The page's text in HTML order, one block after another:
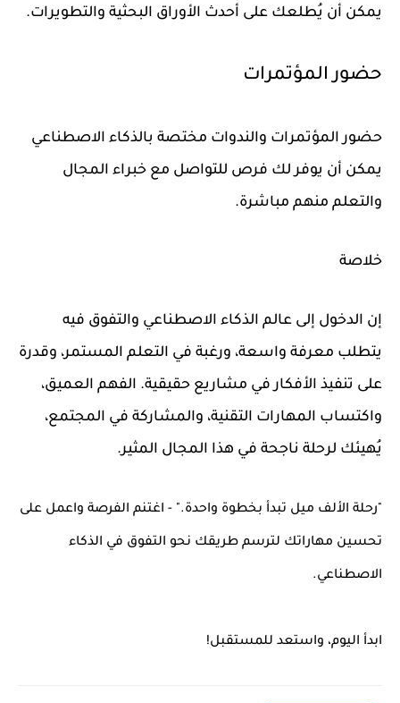
يمكن أن يُطلعك على أحدث الأوراق البحثية والتطويرات.
حضور المؤتمرات
حضور المؤتمرات والندوات مختصة بالذكاء الاصطناعي
يمكن أن يوفر لك فرص للتواصل مع خبراء المجال
والتعلم منهم مباشرة.
خلاصة
إن الدخول إلى عالم الذكاء الاصطناعي والتفوق فيه
يتطلب معرفة واسعة، ورغبة في التعلم المستمر، وقدرة
على تنفيذ الأفكار في مشاريع حقيقية. الفهم العميق،
واكتساب المهارات التقنية، والمشاركة في المجتمع،
يُهيئك لرحلة ناجحة في هذا المجال المثير.
"رحلة الألف ميل تبدأ بخطوة واحدة." - اغتنم الفرصة واعمل على
تحسين مهاراتك لترسم طريقك نحو التفوق في الذكاء
الاصطناعي.
ابدأ اليوم، واستعد للمستقبل!